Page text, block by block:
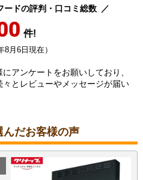
ードの評判・口コミ総数
件!
8月6日現在）
アンケートをお願いしており、
とレビューやメッセージが届い
んだお客様の声